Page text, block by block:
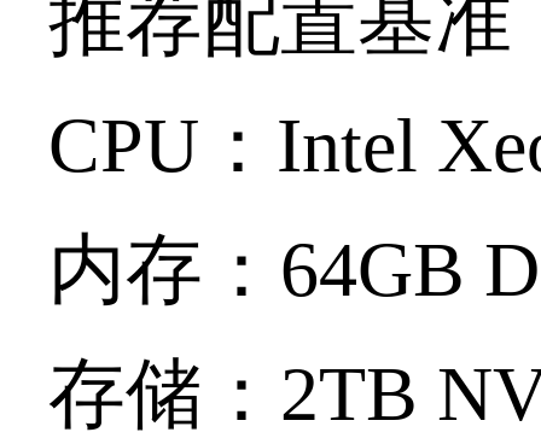
推荐配置基
CPU：Intel
内存：64GB
存储：2TB